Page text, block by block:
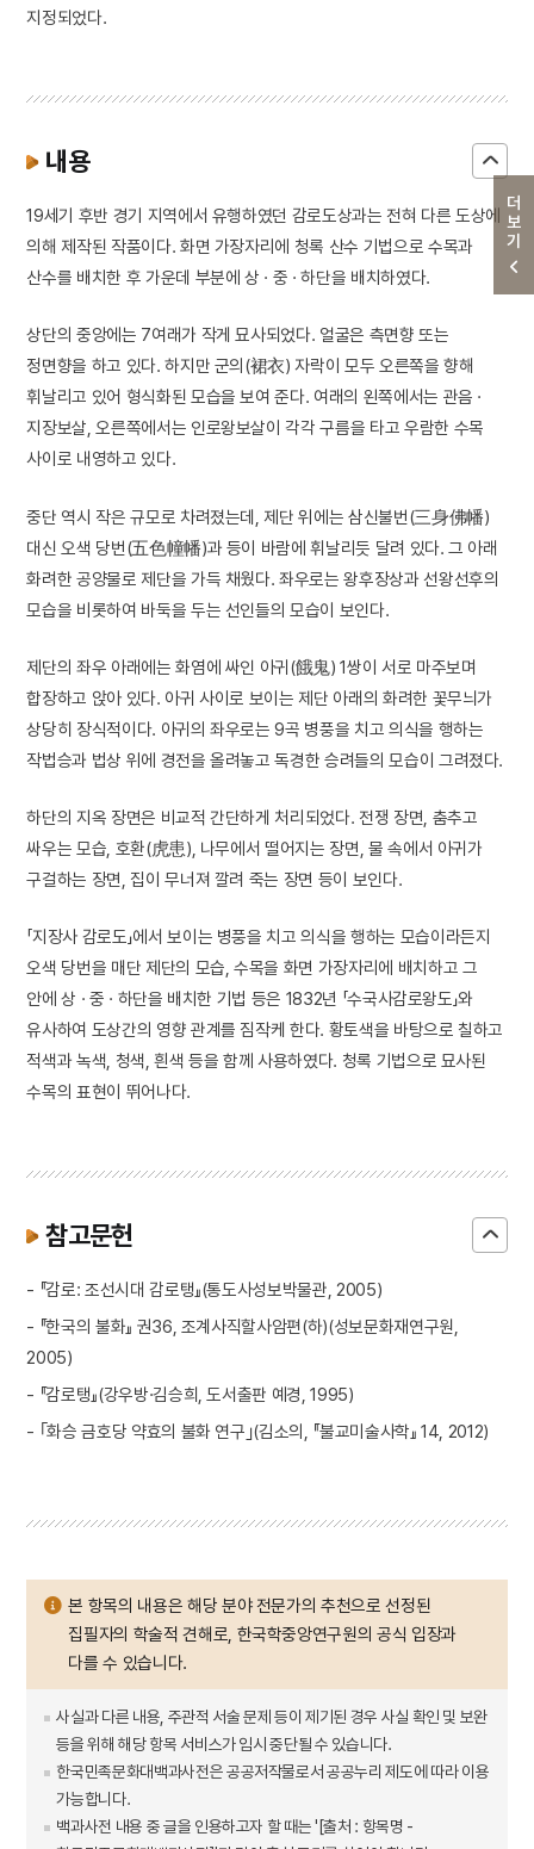
더보기
지정되었다.
내용
19세기 후반 경기 지역에서 유행하였던 감로도상과는 전혀 다른 도상에
의해 제작된 작품이다. 화면 가장자리에 청록 산수 기법으로 수목과
산수를 배치한 후 가운데 부분에 상 · 중 · 하단을 배치하였다.
상단의 중앙에는 7여래가 작게 묘사되었다. 얼굴은 측면향 또는
정면향을 하고 있다. 하지만 군의(裙衣) 자락이 모두 오른쪽을 향해
휘날리고 있어 형식화된 모습을 보여 준다. 여래의 왼쪽에서는 관음 ·
지장보살, 오른쪽에서는 인로왕보살이 각각 구름을 타고 우람한 수목
사이로 내영하고 있다.
중단 역시 작은 규모로 차려졌는데, 제단 위에는 삼신불번(三身佛幡)
대신 오색 당번(五色幢幡)과 등이 바람에 휘날리듯 달려 있다. 그 아래
화려한 공양물로 제단을 가득 채웠다. 좌우로는 왕후장상과 선왕선후의
모습을 비롯하여 바둑을 두는 선인들의 모습이 보인다.
제단의 좌우 아래에는 화염에 싸인 아귀(餓鬼) 1쌍이 서로 마주보며
합장하고 앉아 있다. 아귀 사이로 보이는 제단 아래의 화려한 꽃무늬가
상당히 장식적이다. 아귀의 좌우로는 9곡 병풍을 치고 의식을 행하는
작법승과 법상 위에 경전을 올려놓고 독경한 승려들의 모습이 그려졌다.
하단의 지옥 장면은 비교적 간단하게 처리되었다. 전쟁 장면, 춤추고
싸우는 모습, 호환(虎患), 나무에서 떨어지는 장면, 물 속에서 아귀가
구걸하는 장면, 집이 무너져 깔려 죽는 장면 등이 보인다.
「지장사 감로도」에서 보이는 병풍을 치고 의식을 행하는 모습이라든지
오색 당번을 매단 제단의 모습, 수목을 화면 가장자리에 배치하고 그
안에 상 · 중 · 하단을 배치한 기법 등은 1832년 「수국사감로왕도」와
유사하여 도상간의 영향 관계를 짐작케 한다. 황토색을 바탕으로 칠하고
적색과 녹색, 청색, 흰색 등을 함께 사용하였다. 청록 기법으로 묘사된
수목의 표현이 뛰어나다.
참고문헌
- 『감로: 조선시대 감로탱』(통도사성보박물관, 2005)
- 『한국의 불화』 권36, 조계사직할사암편(하)(성보문화재연구원,
2005)
- 『감로탱』(강우방·김승희, 도서출판 예경, 1995)
- ｢화승 금호당 약효의 불화 연구｣(김소의, 『불교미술사학』 14, 2012)
본 항목의 내용은 해당 분야 전문가의 추천으로 선정된
집필자의 학술적 견해로, 한국학중앙연구원의 공식 입장과
다를 수 있습니다.
사실과 다른 내용, 주관적 서술 문제 등이 제기된 경우 사실 확인 및 보완
등을 위해 해당 항목 서비스가 임시 중단될 수 있습니다.
한국민족문화대백과사전은 공공저작물로서 공공누리 제도에 따라 이용
가능합니다.
백과사전 내용 중 글을 인용하고자 할 때는 '[출처 : 항목명 -